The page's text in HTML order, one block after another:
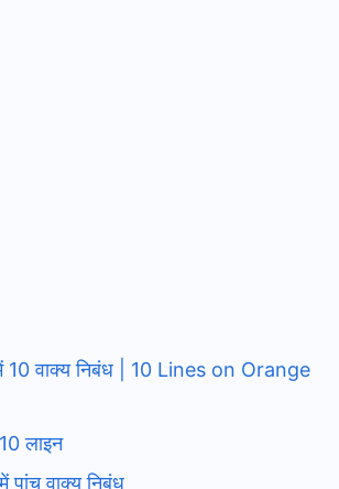
10 वाक्य निबंध | 10 Lines on Orange
लाइन
पांच वाक्य निबंध